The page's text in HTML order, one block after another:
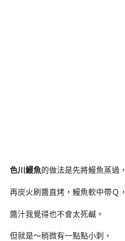
色川鰻魚的做法是先將鰻魚蒸過，
再炭火刷醬直烤，鰻魚軟中帶Ｑ，
醬汁我覺得也不會太死鹹。
但就是～稍微有一點點小刺，